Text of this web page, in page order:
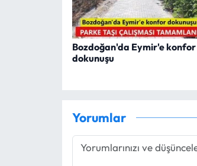
Bozdoğan'da Eymir'e konfor
dokunuşu
Yorumlar